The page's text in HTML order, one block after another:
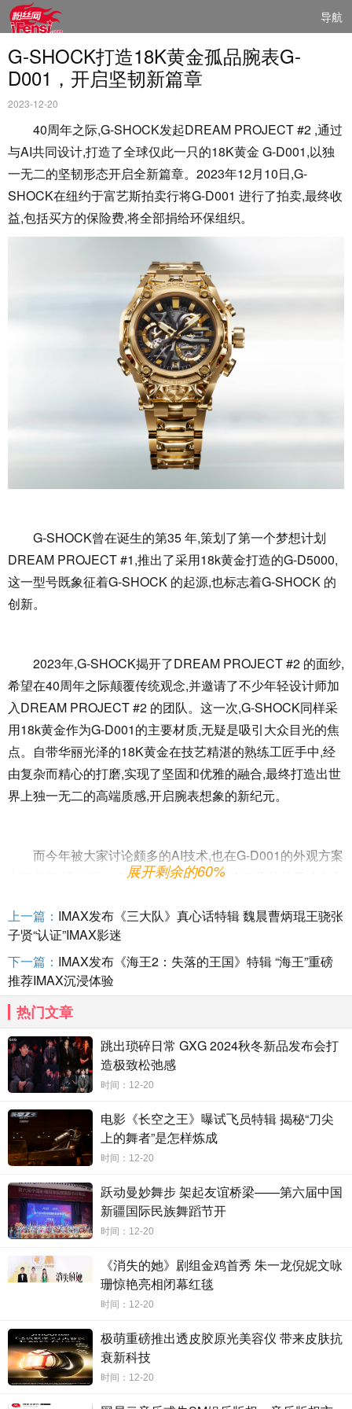
导航
G-SHOCK打造18K黄金孤品腕表G-
D001，开启坚韧新篇章
2023-12-20
40周年之际,G-SHOCK发起DREAM PROJECT #2 ,通过
与AI共同设计,打造了全球仅此一只的18K黄金 G-D001,以独
一无二的坚韧形态开启全新篇章。2023年12月10日,G-
SHOCK在纽约于富艺斯拍卖行将G-D001 进行了拍卖,最终收
益,包括买方的保险费,将全部捐给环保组织。
G-SHOCK曾在诞生的第35 年,策划了第一个梦想计划
DREAM PROJECT #1,推出了采用18k黄金打造的G-D5000,
这一型号既象征着G-SHOCK 的起源,也标志着G-SHOCK 的
创新。
2023年,G-SHOCK揭开了DREAM PROJECT #2 的面纱,
希望在40周年之际颠覆传统观念,并邀请了不少年轻设计师加
入DREAM PROJECT #2 的团队。这一次,G-SHOCK同样采
用18k黄金作为G-D001的主要材质,无疑是吸引大众目光的焦
点。自带华丽光泽的18K黄金在技艺精湛的熟练工匠手中,经
由复杂而精心的打磨,实现了坚固和优雅的融合,最终打造出世
界上独一无二的高端质感,开启腕表想象的新纪元。
而今年被大家讨论颇多的AI技术,也在G-D001的外观方案
中担任了“设计师”。G-SHOCK将 40年以来积累的关于冲击方
独创造型和功能性的全新外观。
展开剩余的60%
上一篇： IMAX发布《三大队》真心话特辑 魏晨曹炳琨王骁张
子贤“认证”IMAX影迷
下一篇： IMAX发布《海王2：失落的王国》特辑 “海王”重磅
推荐IMAX沉浸体验
热门文章
跳出琐碎日常 GXG 2024秋冬新品发布会打
造极致松弛感
时间：12-20
电影《长空之王》曝试飞员特辑 揭秘“刀尖
上的舞者”是怎样炼成
时间：12-20
跃动曼妙舞步 架起友谊桥梁——第六届中国
新疆国际民族舞蹈节开
时间：12-20
《消失的她》剧组金鸡首秀 朱一龙倪妮文咏
珊惊艳亮相闭幕红毯
时间：12-20
极萌重磅推出透皮胶原光美容仪 带来皮肤抗
衰新科技
时间：12-20